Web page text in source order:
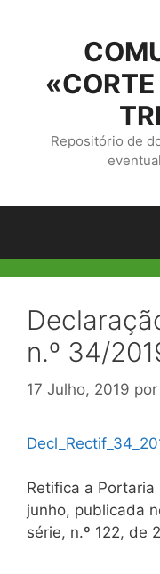
conteúdo
Repositório de
n.º 34/
17 Julho, 2019 por
Retifica a
junho, publicada
série, n.º 122, de